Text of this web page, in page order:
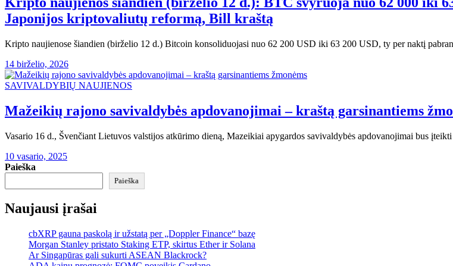
Japonijos kriptovaliutų reformą, Bill kraštą
Kripto naujienose šiandien (birželio 12 d.) Bitcoin konsoliduojasi nuo 62 200 USD iki 63 200 USD, ty per naktį
14 birželio, 2026
SAVIVALDYBIŲ NAUJIENOS
Mažeikių rajono savivaldybės apdovanojimai – kraštą garsinantiems
Vasario 16 d., Švenčiant Lietuvos valstijos atkūrimo dieną, Mazeikiai apygardos savivaldybės apdovanojimai bus
10 vasario, 2025
Paieška
Paieška
Naujausi įrašai
cbXRP gauna paskolą ir užstatą per „Doppler Finance“ bazę
Morgan Stanley pristato Staking ETP, skirtus Ether ir Solana
Ar Singapūras gali sukurti ASEAN Blackrock?